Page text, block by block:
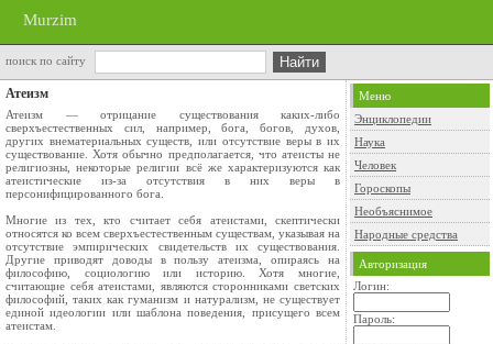
Murzim
поиск по сайту
Атеизм
Атеизм — отрицание существования каких-либо
сверхъестественных сил, например, бога, богов, духов,
других внематериальных существ, или отсутствие веры в их
существование. Хотя обычно предполагается, что атеисты не
религиозны, некоторые религии всё же характеризуются как
атеистические из-за отсутствия в них веры в
персонифицированного бога.
Многие из тех, кто считает себя атеистами, скептически
относятся ко всем сверхъестественным существам, указывая на
отсутствие эмпирических свидетельств их существования.
Другие приводят доводы в пользу атеизма, опираясь на
философию, социологию или историю. Хотя многие,
считающие себя атеистами, являются сторонниками светских
философий, таких как гуманизм и натурализм, не существует
единой идеологии или шаблона поведения, присущего всем
атеистам.
Меню
Энциклопедии
Наука
Человек
Гороскопы
Необъяснимое
Народные средства
Авторизация
Логин:
Пароль: